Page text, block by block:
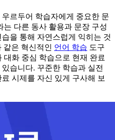
르두어 학습자에게 중요한 문
다른 동사 활용과 문장 구성
을 통해 자연스럽게 익히는 것
같은 혁신적인 언어 학습 도구
대화 중심 학습으로 현재 완료
습니다. 꾸준한 학습과 실전
시제를 자신 있게 구사해 보